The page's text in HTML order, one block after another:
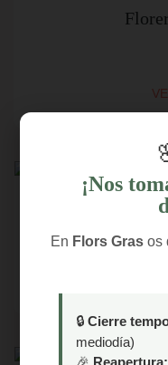
¡Nos
En Flors Grasos
🔒Cierre
mediodía)
🎉 Reapertura: